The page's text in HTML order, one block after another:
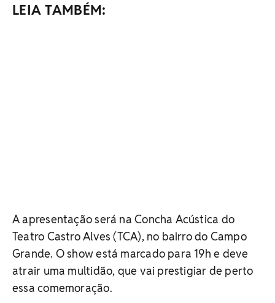
LEIA TAMBÉM:
A apresentação será na Concha Acústica do
Teatro Castro Alves (TCA), no bairro do Campo
Grande. O show está marcado para 19h e deve
atrair uma multidão, que vai prestigiar de perto
essa comemoração.